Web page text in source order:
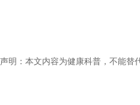
声明：本文内容为健康科普，不能替